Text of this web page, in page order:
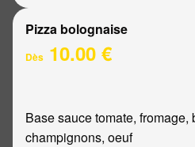
Pizza bolognaise
Dès 10.00 €
Base sauce tomate, fromage,
champignons, oeuf